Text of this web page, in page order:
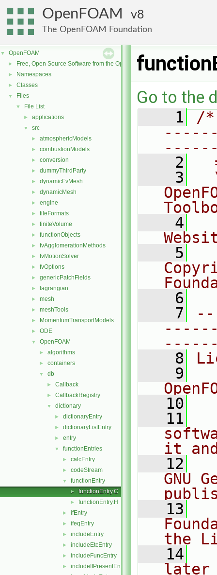
OpenFOAM 8
The OpenFOAM Foundation
▼ OpenFOAM
► Free, Open Source Software from the OpenFOAM Foundation
► Namespaces
► Classes
▼ Files
▼ File List
► applications
▼ src
► atmosphericModels
► combustionModels
► conversion
► dummyThirdParty
► dynamicFvMesh
► dynamicMesh
► engine
► fileFormats
► finiteVolume
► functionObjects
► fvAgglomerationMethods
► fvMotionSolver
► fvOptions
► genericPatchFields
► lagrangian
► mesh
► meshTools
► MomentumTransportModels
► ODE
▼ OpenFOAM
► algorithms
► containers
▼ db
► Callback
► CallbackRegistry
▼ dictionary
► dictionaryEntry
► dictionaryListEntry
► entry
▼ functionEntries
► calcEntry
► codeStream
▼ functionEntry
► functionEntry.C
► functionEntry.H
► ifEntry
► ifeqEntry
► includeEntry
► includeEtcEntry
► includeFuncEntry
► includeIfPresentEntry
Go to the
    1
/
    2
    3
    4
    5
    6
    7
    8
    9
   10
   11
it
   12
GNU
   13
the
   14
later